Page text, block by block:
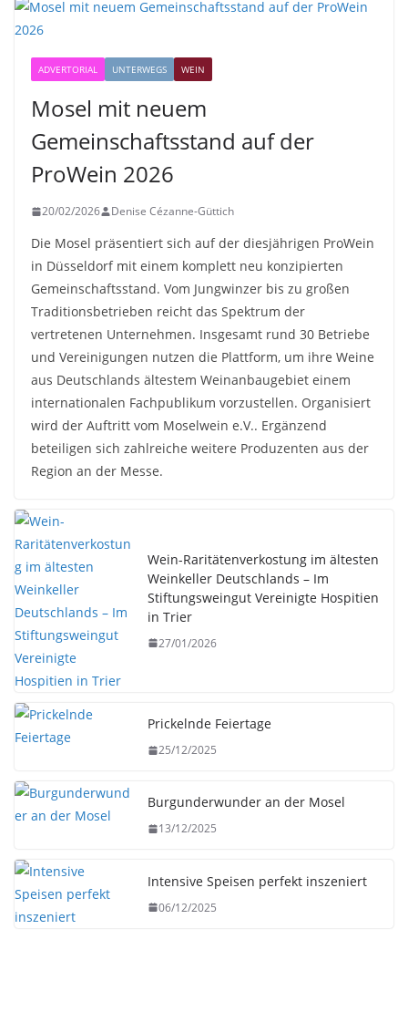
ADVERTORIAL UNTERWEGS WEIN
Mosel mit neuem
Gemeinschaftsstand auf der
ProWein 2026
20/02/2026 Denise Cézanne-Güttich
Die Mosel präsentiert sich auf der diesjährigen ProWein
in Düsseldorf mit einem komplett neu konzipierten
Gemeinschaftsstand. Vom Jungwinzer bis zu großen
Traditionsbetrieben reicht das Spektrum der
vertretenen Unternehmen. Insgesamt rund 30 Betriebe
und Vereinigungen nutzen die Plattform, um ihre Weine
aus Deutschlands ältestem Weinanbaugebiet einem
internationalen Fachpublikum vorzustellen. Organisiert
wird der Auftritt vom Moselwein e.V.. Ergänzend
beteiligen sich zahlreiche weitere Produzenten aus der
Region an der Messe.
Wein-Raritätenverkostung im ältesten
Weinkeller Deutschlands – Im
Stiftungsweingut Vereinigte Hospitien
in Trier
27/01/2026
Prickelnde Feiertage
25/12/2025
Burgunderwunder an der Mosel
13/12/2025
Intensive Speisen perfekt inszeniert
06/12/2025